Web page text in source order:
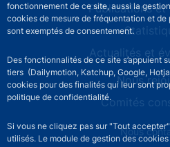
fonctionnement de ce site, aussi la
cookies de mesure de fréquentation et
sont exemptés de consentement.
Des fonctionnalités de ce site s’appuient
tiers (Dailymotion, Katchup, Google,
cookies pour des finalités qui leur sont
politique de confidentialité.
Si vous ne cliquez pas sur "Tout
utilisés. Le module de gestion des
Publications et
Actualités et
Nous
Comités
Footer secondary menu
Nous